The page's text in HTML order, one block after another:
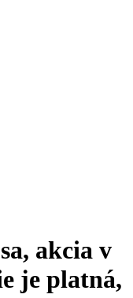
akcia v
je platná,